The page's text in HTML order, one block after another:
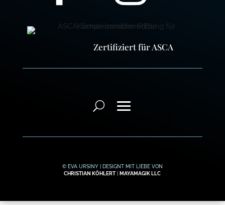
Zertifiziert für ASCA
© EVA URSINY | DESIGNT MIT LIEBE VON
CHRISTIAN KÖHLERT
MAYAMAGIK LLC